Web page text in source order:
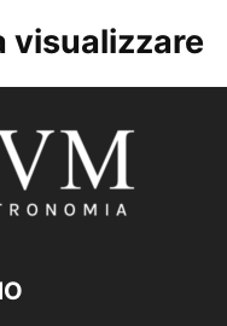
visualizzare